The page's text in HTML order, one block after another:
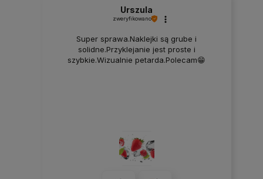
Urszula
zweryfikowano
Super sprawa.Naklejki są grube i
solidne.Przyklejanie jest proste i
szybkie.Wizualnie petarda.Polecam😁